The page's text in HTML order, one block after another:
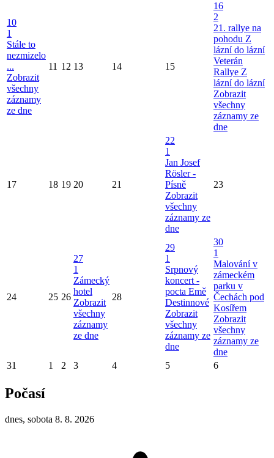
10
1
Stále to
nezmizelo
...
Zobrazit
všechny
záznamy
ze dne
11 12 13 14 15
16
2
21. rallye na
pohodu Z
lázní do lázní
Veterán
Rallye Z
lázní do lázní
Zobrazit
všechny
záznamy ze
dne
17 18 19 20 21
22
1
Jan Josef
Rösler -
Písně
Zobrazit
všechny
záznamy ze
dne
23
24 25 26
27
1
Zámecký
hotel
Zobrazit
všechny
záznamy
ze dne
28
29
1
Srpnový
koncert -
pocta Emě
Destinnové
Zobrazit
všechny
záznamy ze
dne
30
1
Malování v
zámeckém
parku v
Čechách pod
Kosířem
Zobrazit
všechny
záznamy ze
dne
31
1 2 3 4 5 6
Počasí
dnes, sobota 8. 8. 2026